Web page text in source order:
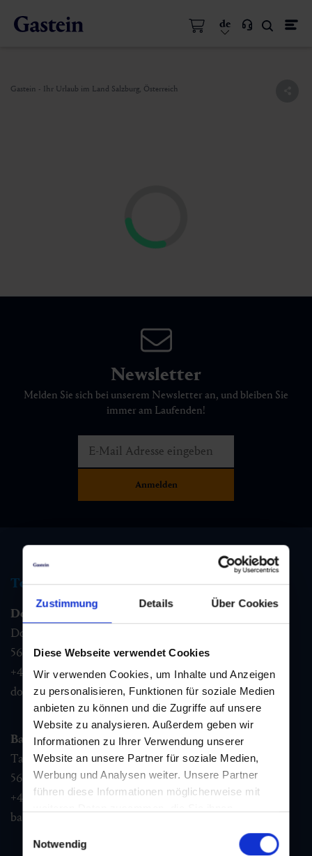
Zustimmung Details Über Cookies
Diese Webseite verwendet Cookies
Wir verwenden Cookies, um Inhalte und Anzeigen
zu personalisieren, Funktionen für soziale Medien
anbieten zu können und die Zugriffe auf unsere
Website zu analysieren. Außerdem geben wir
Informationen zu Ihrer Verwendung unserer
Website an unsere Partner für soziale Medien,
Werbung und Analysen weiter. Unsere Partner
führen diese Informationen möglicherweise mit
Nutzung der Dienste gesammelt haben.
Notwendig
de
Gastein - Ihr Urlaub im Land Salzburg, Österreich
Newsletter
Melden Sie sich bei unserem Newsletter an, und bleiben Sie
immer am Laufenden!
Tourismus Information
Dorfgastein
Dorfstraße 1,
5632 Dorfgastein
+43 6432 3393 460
dorfgastein@gastein.com
Bad Hofgastein
Tauernplatz 1,
5630 Bad Hofgastein
+43 6432 3393 260
badhofgastein@gastein.com